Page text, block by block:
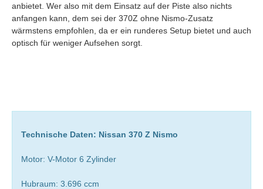
anbietet. Wer also mit dem Einsatz auf der Piste also nichts
anfangen kann, dem sei der 370Z ohne Nismo-Zusatz
wärmstens empfohlen, da er ein runderes Setup bietet und auch
optisch für weniger Aufsehen sorgt.
Technische Daten: Nissan 370 Z Nismo
Motor: V-Motor 6 Zylinder
Hubraum: 3.696 ccm